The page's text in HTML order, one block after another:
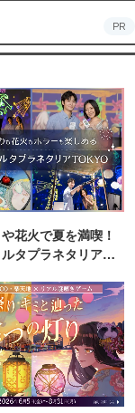
PR
花火で夏を満喫！
タプラネタリア